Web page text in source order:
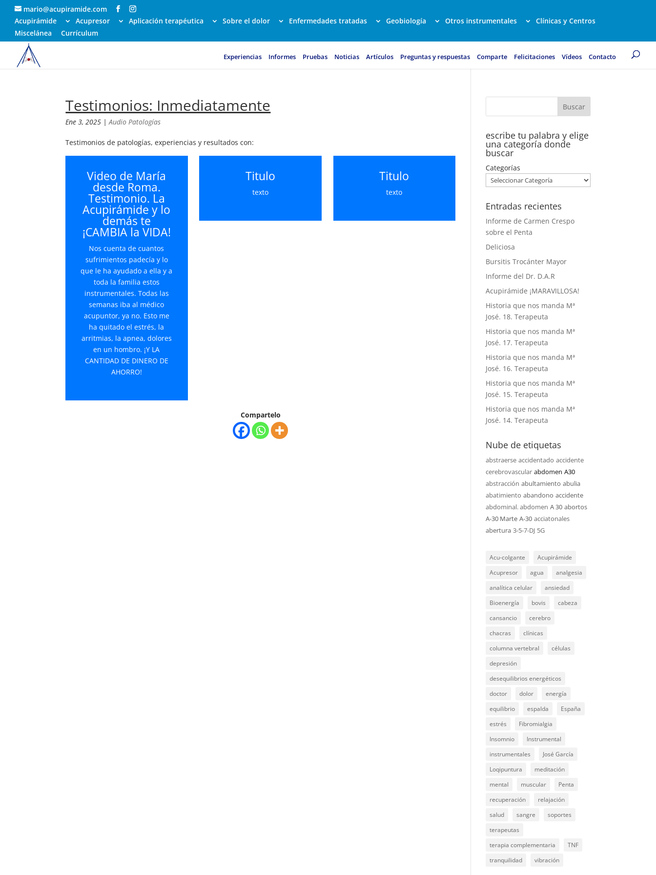
mario@acupiramide.com
Acupirámide
Acupresor Aplicación terapéutica Sobre el dolor Enfermedades tratadas Geobiología Otros instrumentales
Clínicas y Centros
Miscelánea
Currículum
Experiencias Informes Pruebas Noticias Artículos Preguntas y respuestas Comparte Felicitaciones Vídeos Contacto
Testimonios: Inmediatamente
Ene 3, 2025 |Audio Patologías
Testimonios de patologías, experiencias y resultados con:
Video de María
desde Roma.
Testimonio. La
Acupirámide y lo
demás te
¡CAMBIA la VIDA!
Nos cuenta de cuantos
sufrimientos padecía y lo
que le ha ayudado a ella y a
toda la familia estos
instrumentales. Todas las
semanas iba al médico
acupuntor, ya no. Esto me
ha quitado el estrés, la
arritmias, la apnea, dolores
en un hombro. ¡Y LA
CANTIDAD DE DINERO DE
AHORRO!
Titulo
texto
Titulo
texto
Compartelo
escribe tu palabra y elige
una categoría donde
buscar
Categorías
Entradas recientes
Informe de Carmen Crespo
sobre el Penta
Deliciosa
Bursitis Trocánter Mayor
Informe del Dr. D.A.R
Acupirámide ¡MARAVILLOSA!
Historia que nos manda Mª
José. 18. Terapeuta
Historia que nos manda Mª
José. 17. Terapeuta
Historia que nos manda Mª
José. 16. Terapeuta
Historia que nos manda Mª
José. 15. Terapeuta
Historia que nos manda Mª
José. 14. Terapeuta
Nube de etiquetas
abstraerse accidentado accidente
cerebrovascular abdomen A30
abstracción abultamiento abulia
abatimiento abandono accidente
abdominal. abdomen A 30 abortos
A-30 Marte A-30 acciatonales
abertura 3-5-7-DJ 5G
Acu-colgante
Acupirámide
Acupresor
agua
analgesia
analítica celular
ansiedad
Bioenergía
bovis
cabeza
cansancio
cerebro
chacras
clínicas
columna vertebral
células
depresión
desequilibrios energéticos
doctor
dolor
energía
equilibrio
espalda
España
estrés
Fibromialgia
Insomnio
Instrumental
instrumentales
José García
Loqipuntura
meditación
mental
muscular
Penta
recuperación
relajación
salud
sangre
soportes
terapeutas
terapia complementaria
TNF
tranquilidad
vibración